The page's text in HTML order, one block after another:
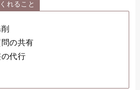
れること
の共有
代行